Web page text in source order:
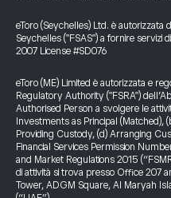
eToro (Seychelles) Ltd. è autorizzata
Seychelles ("FSAS") a fornire servizi
2007 License #SD076
eToro (ME) Limited è autorizzata e
Regulatory Authority ("FSRA")
Authorised Person a svolgere le
Investments as Principal (Matched),
Providing Custody, (d) Arranging
Financial Services Permission
and Market Regulations 2015
di attività si trova presso Office 207
Tower, ADGM Square, Al Maryah